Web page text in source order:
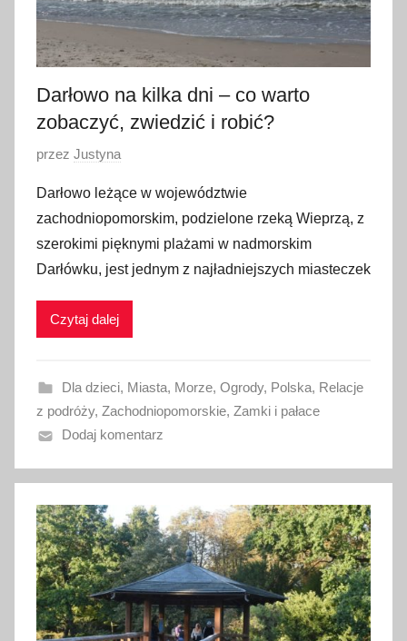
a
2
0
2
Darłowo na kilka dni – co warto
zobaczyć, zwiedzić i robić?
O
u
b
l
i
w
n
o
1
l
i
s
t
o
p
a
przez Justyna
Darłowo leżące w województwie
zachodniopomorskim, podzielone rzeką Wieprzą, z
szerokimi pięknymi plażami w nadmorskim
Darłówku, jest jednym z najładniejszych miasteczek
Czytaj dalej
Dla dzieci, Miasta, Morze, Ogrody, Polska, Relacje
z podróży, Zachodniopomorskie, Zamki i pałace
Dodaj komentarz